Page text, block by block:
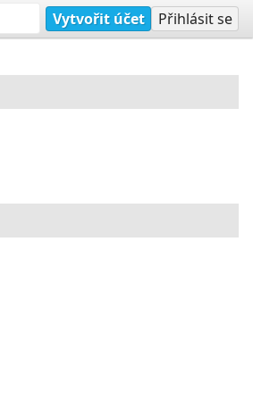
Vytvořit účet Přihlásit se